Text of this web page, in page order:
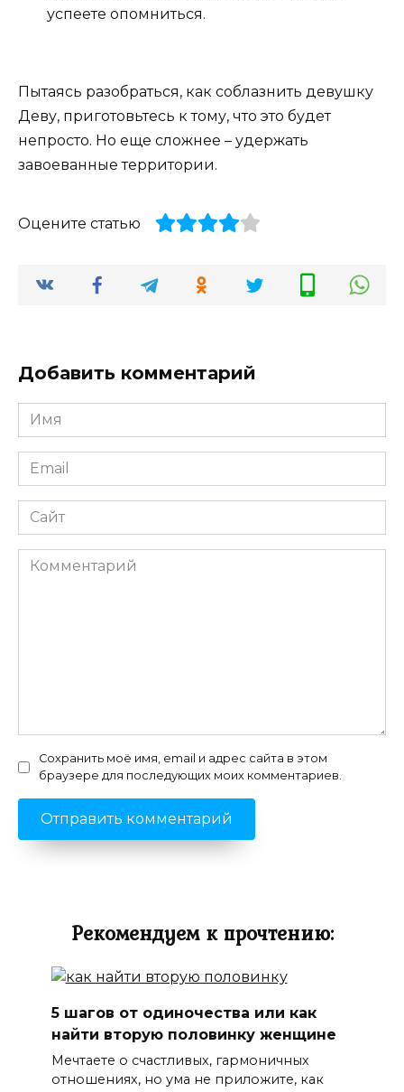
успеете опомниться.
Пытаясь разобраться, как соблазнить девушку
Деву, приготовьтесь к тому, что это будет
непросто. Но еще сложнее – удержать
завоеванные территории.
Оцените статью
Добавить комментарий
Имя
*
Email
*
Сайт
Комментарий
Сохранить моё имя, email и адрес сайта в этом
браузере для последующих моих комментариев.
Рекомендуем к прочтению:
5 шагов от одиночества или как
найти вторую половинку женщине
Мечтаете о счастливых, гармоничных
отношениях, но ума не приложите, как